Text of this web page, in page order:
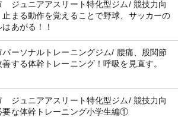
ジュニアアスリート特化型ジム/ 競技力向
止まる動作を覚えることで野球、サッカーの
はあがる！！
パーソナルトレーニングジム/ 腰痛、股関節
善する体幹トレーニング！呼吸を見直す。
ジュニアアスリート特化型ジム/ 競技力向
要な体幹トレーニング小学生編①